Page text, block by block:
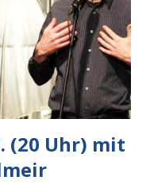
sich zurückzog.
Die Brauseboys am
Barmeyer , Jobinski
(20 Uhr) mit